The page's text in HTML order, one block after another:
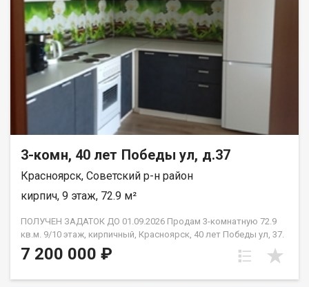
3-комн, 40 лет Победы ул, д.37
Красноярск, Советский р-н район
кирпич, 9 этаж, 72.9 м²
ПОЛУЧЕН ЗАДАТОК ДО 01.09.2026 Продам 3-комнатную 72.9
кв.м. 9/10 этаж, кирпичный, Красноярск, 40 лет Победы ул, 37.
Дом 2018 года постройки. Отделка от застройщика. Комнаты
изолированные: 13.4 м2 + 13.4 м2 + 18 м2., кухня 12.9 м2.,в
7 200 000 ₽